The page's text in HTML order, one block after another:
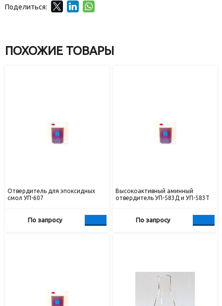
Поделиться:
ПОХОЖИЕ ТОВАРЫ
Отвердитель для эпоксидных
смол УП-607
По запросу
Высокоактивный аминный
отвердитель УП-583Д и УП-583Т
По запросу